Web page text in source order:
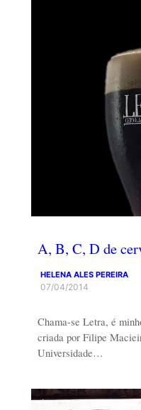
A, B, C, D de
HELENA ALES PEREIRA
07/04/2014
Chama-se Letra, é
criada por Filipe
Universidade…